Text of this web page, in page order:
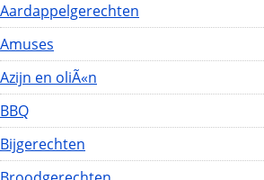
Aardappelgerechten
Amuses
Azijn en oliÃ«n
BBQ
Bijgerechten